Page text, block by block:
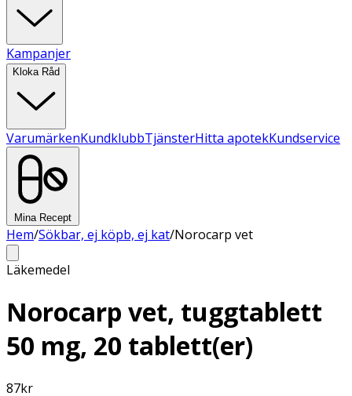
Kampanjer
Kloka Råd
VarumärkenKundklubbTjänsterHitta apotekKundservice
Mina Recept
Hem/Sökbar, ej köpb, ej kat/Norocarp vet
Läkemedel
Norocarp vet, tuggtablett
50 mg, 20 tablett(er)
87kr